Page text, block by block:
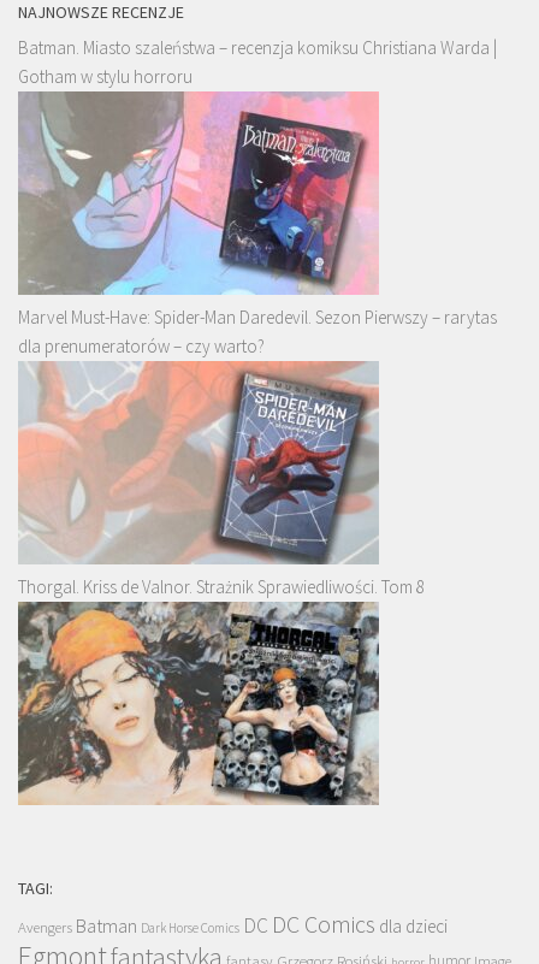
NAJNOWSZE RECENZJE
Batman. Miasto szaleństwa – recenzja komiksu Christiana Warda |
Gotham w stylu horroru
Marvel Must-Have: Spider-Man Daredevil. Sezon Pierwszy – rarytas
dla prenumeratorów – czy warto?
Thorgal. Kriss de Valnor. Strażnik Sprawiedliwości. Tom 8
TAGI:
Avengers Batman Dark Horse Comics DC DC Comics dla dzieci
Egmontfantastyka